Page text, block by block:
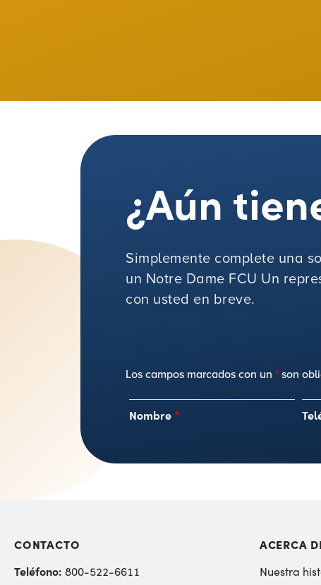
¿Aún
Simplemente complete una
un Notre Dame FCU Un
con usted en breve.
Los campos marcados con un*son
Nombre*
CONTACTO
Teléfono: 800-522-6611
ACERCA
Nuestra